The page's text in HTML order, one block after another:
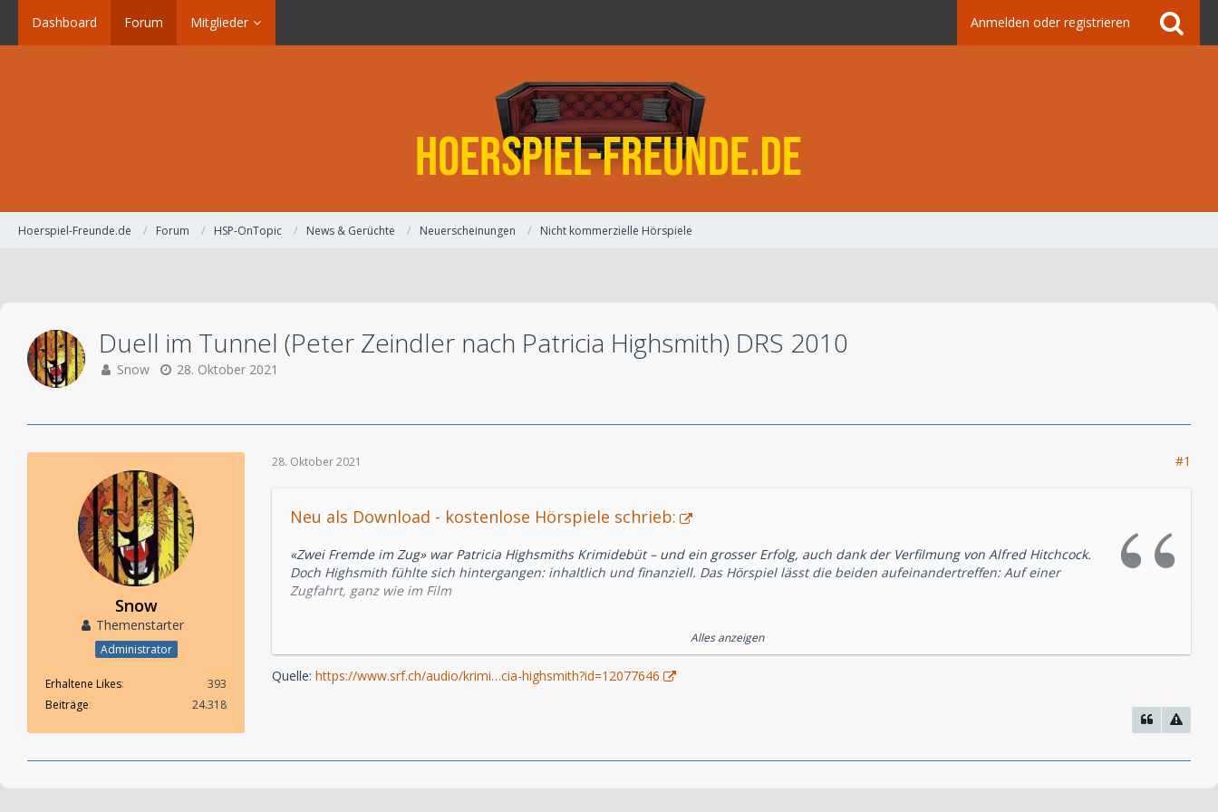
Dashboard Forum Mitglieder Anmelden oder registrieren
Hoerspiel-Freunde.de Forum HSP-OnTopic News & Gerüchte Neuerscheinungen Nicht kommerzielle Hörspiele
Duell im Tunnel (Peter Zeindler nach Patricia Highsmith) DRS 2010
Snow 28. Oktober 2021
Snow
Themenstarter
Administrator
Erhaltene Likes
393
Beiträge
24.318
28. Oktober 2021 #1
Neu als Download - kostenlose Hörspiele schrieb:
«Zwei Fremde im Zug» war Patricia Highsmiths Krimidebüt – und ein grosser Erfolg, auch dank der Verfilmung von Alfred Hitchcock.
Doch Highsmith fühlte sich hintergangen: inhaltlich und finanziell. Das Hörspiel lässt die beiden aufeinandertreffen: Auf einer
Zugfahrt, ganz wie im Film
Regie: Lilian Näf
Alles anzeigen
Quelle: https://www.srf.ch/audio/krimi…cia-highsmith?id=12077646